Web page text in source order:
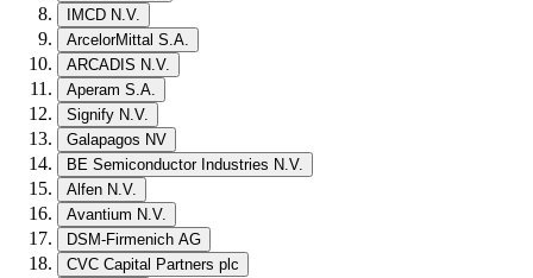
IMCD N.V.
ArcelorMittal S.A.
ARCADIS N.V.
Aperam S.A.
Signify N.V.
Galapagos NV
BE Semiconductor Industries N.V.
Alfen N.V.
Avantium N.V.
DSM-Firmenich AG
CVC Capital Partners plc